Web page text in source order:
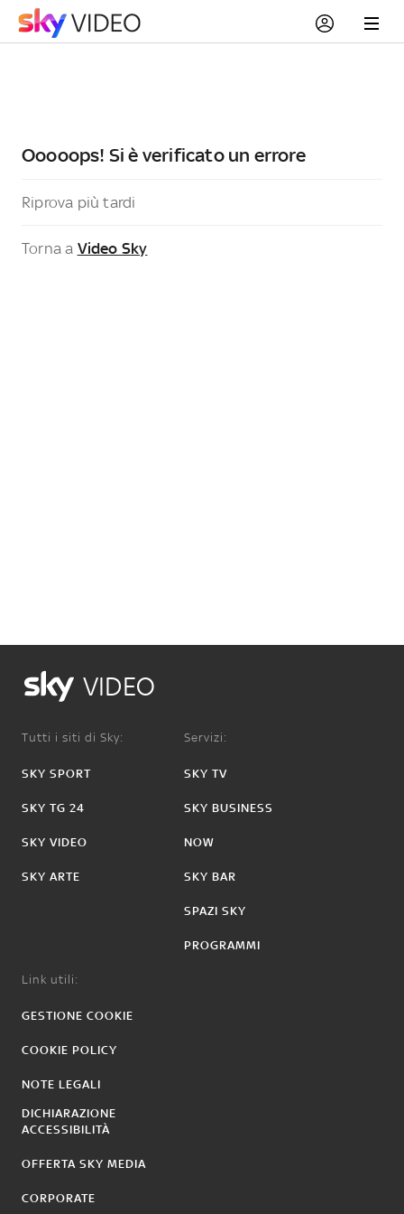
Ooooops! Si è verificato un errore
Riprova più tardi
Torna a Video Sky
VIDEO
Tutti i siti di Sky:
SKY SPORT
SKY TG 24
SKY VIDEO
SKY ARTE
Servizi:
SKY TV
SKY BUSINESS
NOW
SKY BAR
SPAZI SKY
PROGRAMMI
Link utili:
GESTIONE COOKIE
COOKIE POLICY
NOTE LEGALI
DICHIARAZIONE
ACCESSIBILITÀ
OFFERTA SKY MEDIA
CORPORATE